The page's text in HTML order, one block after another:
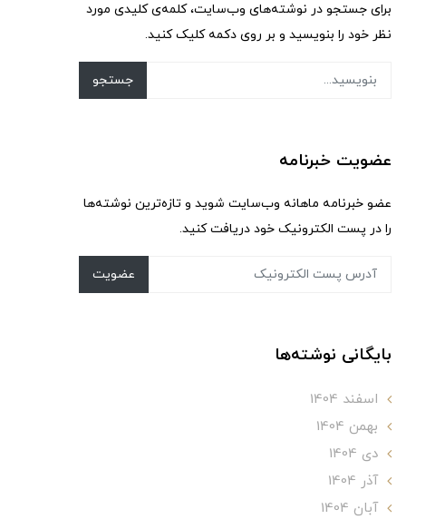
برای جستجو در نوشته‌های وب‌سایت، کلمه‌ی کلیدی مورد
نظر خود را بنویسید و بر روی دکمه کلیک کنید.
جستجو
عضویت خبرنامه
عضو خبرنامه ماهانه وب‌سایت شوید و تازه‌ترین نوشته‌ها
را در پست الکترونیک خود دریافت کنید.
عضویت
بایگانی نوشته‌ها
اسفند 1404
بهمن 1404
دی 1404
آذر 1404
آبان 1404